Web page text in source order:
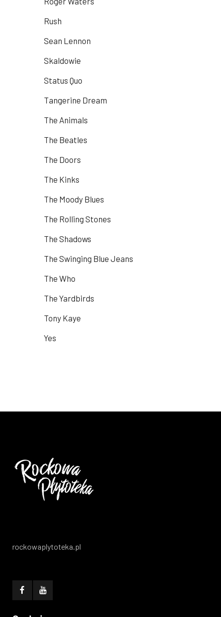
Rush
Sean Lennon
Skaldowie
Status Quo
Tangerine Dream
The Animals
The Beatles
The Doors
The Kinks
The Moody Blues
The Rolling Stones
The Shadows
The Swinging Blue Jeans
The Who
The Yardbirds
Tony Kaye
Yes
rockowaplytoteka.pl